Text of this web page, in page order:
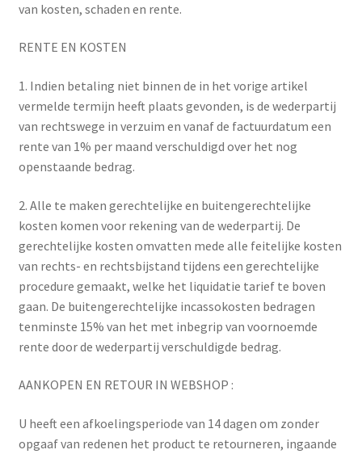
van kosten, schaden en rente.
RENTE EN KOSTEN
1. Indien betaling niet binnen de in het vorige artikel
vermelde termijn heeft plaats gevonden, is de wederpartij
van rechtswege in verzuim en vanaf de factuurdatum een
rente van 1% per maand verschuldigd over het nog
openstaande bedrag.
2. Alle te maken gerechtelijke en buitengerechtelijke
kosten komen voor rekening van de wederpartij. De
gerechtelijke kosten omvatten mede alle feitelijke kosten
van rechts- en rechtsbijstand tijdens een gerechtelijke
procedure gemaakt, welke het liquidatie tarief te boven
gaan. De buitengerechtelijke incassokosten bedragen
tenminste 15% van het met inbegrip van voornoemde
rente door de wederpartij verschuldigde bedrag.
AANKOPEN EN RETOUR IN WEBSHOP :
U heeft een afkoelingsperiode van 14 dagen om zonder
opgaaf van redenen het product te retourneren, ingaande